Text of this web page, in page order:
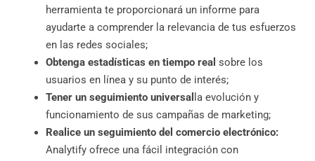
herramienta te proporcionará un informe para
ayudarte a comprender la relevancia de tus esfuerzos
en las redes sociales;
Obtenga estadísticas en tiempo real sobre los
usuarios en línea y su punto de interés;
Tener un seguimiento universal la evolución y
funcionamiento de sus campañas de marketing;
Realice un seguimiento del comercio electrónico:
Analytify ofrece una fácil integración con